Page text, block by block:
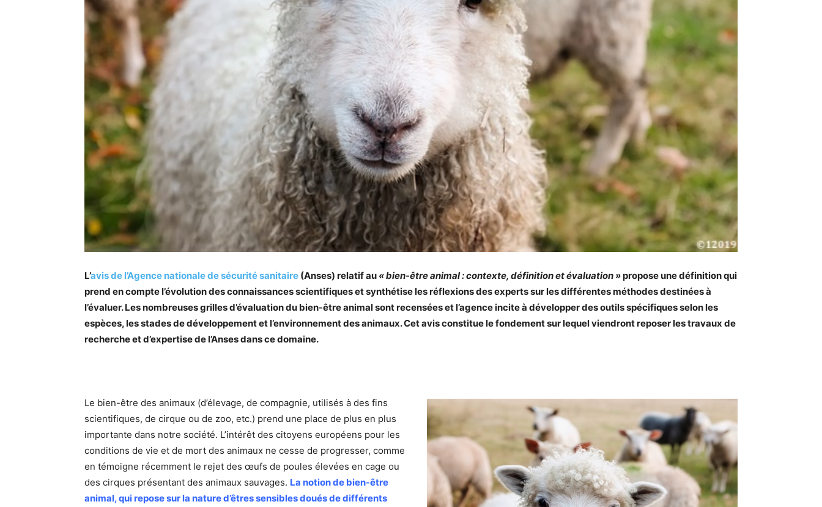
L’avis de l’Agence nationale de sécurité sanitaire (Anses) relatif au « bien-être animal : contexte, définition et évaluation »propose une définition qui
prend en compte l’évolution des connaissances scientifiques et synthétise les réflexions des experts sur les différentes méthodes destinées à
l’évaluer. Les nombreuses grilles d’évaluation du bien-être animal sont recensées et l’agence incite à développer des outils spécifiques selon les
espèces, les stades de développement et l’environnement des animaux. Cet avis constitue le fondement sur lequel viendront reposer les travaux de
recherche et d’expertise de l’Anses dans ce domaine.
Le bien-être des animaux (d’élevage, de compagnie, utilisés à des fins
scientifiques, de cirque ou de zoo, etc.) prend une place de plus en plus
importante dans notre société. L’intérêt des citoyens européens pour les
conditions de vie et de mort des animaux ne cesse de progresser, comme
en témoigne récemment le rejet des œufs de poules élevées en cage ou
des cirques présentant des animaux sauvages. La notion de bien-être
animal, qui repose sur la nature d’êtres sensibles doués de différents